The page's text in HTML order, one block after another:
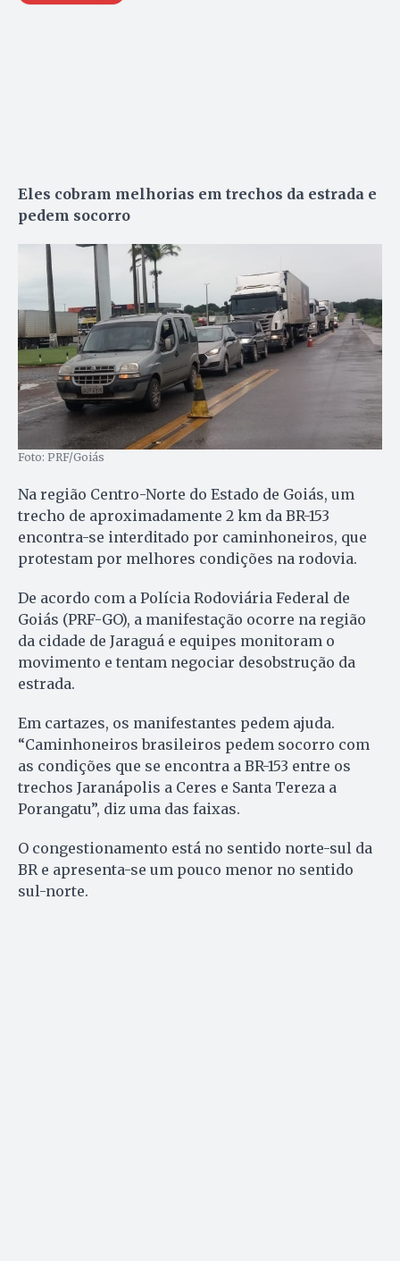
Eles cobram melhorias em trechos da estrada e
pedem socorro
Foto: PRF/Goiás
Na região Centro-Norte do Estado de Goiás, um
trecho de aproximadamente 2 km da BR-153
encontra-se interditado por caminhoneiros, que
protestam por melhores condições na rodovia.
De acordo com a Polícia Rodoviária Federal de
Goiás (PRF-GO), a manifestação ocorre na região
da cidade de Jaraguá e equipes monitoram o
movimento e tentam negociar desobstrução da
estrada.
Em cartazes, os manifestantes pedem ajuda.
“Caminhoneiros brasileiros pedem socorro com
as condições que se encontra a BR-153 entre os
trechos Jaranápolis a Ceres e Santa Tereza a
Porangatu”, diz uma das faixas.
O congestionamento está no sentido norte-sul da
BR e apresenta-se um pouco menor no sentido
sul-norte.